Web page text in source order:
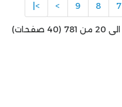
7
8
9
>
>|